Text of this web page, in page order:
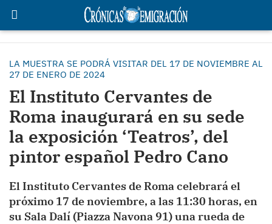
LA MUESTRA SE PODRÁ VISITAR DEL 17 DE NOVIEMBRE AL
27 DE ENERO DE 2024
El Instituto Cervantes de
Roma inaugurará en su sede
la exposición ‘Teatros’, del
pintor español Pedro Cano
El Instituto Cervantes de Roma celebrará el
próximo 17 de noviembre, a las 11:30 horas, en
su Sala Dalí (Piazza Navona 91) una rueda de